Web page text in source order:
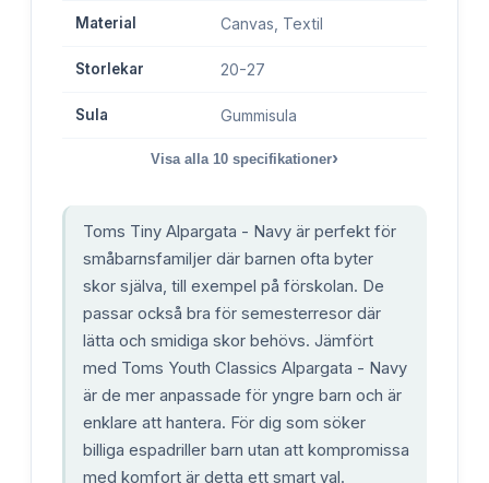
Material Canvas, Textil
Storlekar 20-27
Sula Gummisula
Visa alla 10 specifikationer›
Toms Tiny Alpargata - Navy är perfekt för
småbarnsfamiljer där barnen ofta byter
skor själva, till exempel på förskolan. De
passar också bra för semesterresor där
lätta och smidiga skor behövs. Jämfört
med Toms Youth Classics Alpargata - Navy
är de mer anpassade för yngre barn och är
enklare att hantera. För dig som söker
billiga espadriller barn utan att kompromissa
med komfort är detta ett smart val.